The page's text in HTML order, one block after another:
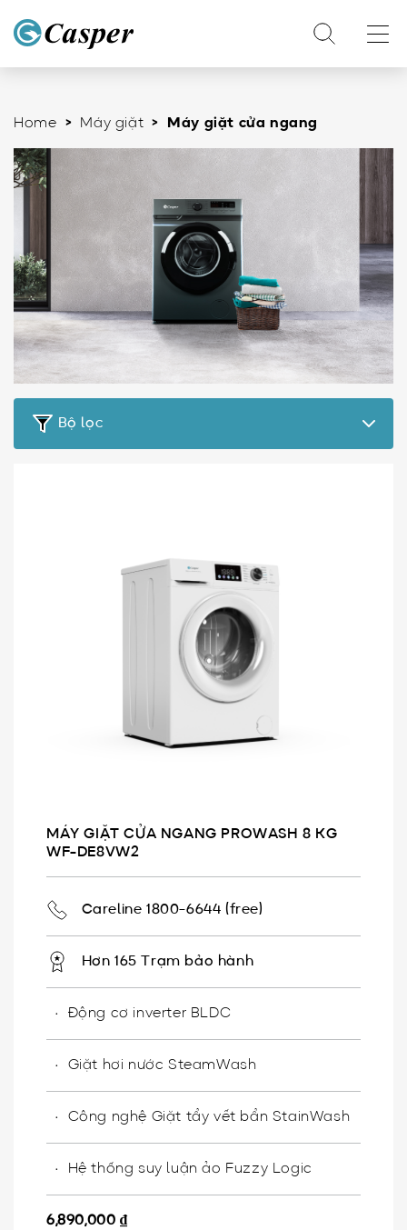
Home > Máy giặt > Máy giặt cửa ngang
Bộ lọc
MÁY GIẶT CỬA NGANG PROWASH 8 KG
WF-DE8VW2
Careline 1800-6644 (free)
Hơn 165 Trạm bảo hành
Động cơ inverter BLDC​
Giặt hơi nước SteamWash​
Công nghệ Giặt tẩy vết bẩn StainWash
Hệ thống suy luận ảo​ Fuzzy Logic
6,890,000 ₫